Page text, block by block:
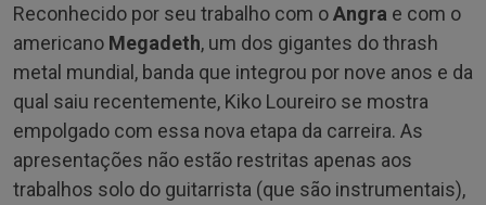
Reconhecido por seu trabalho com oAngra e com o
americano Megadeth, um dos gigantes do thrash
metal mundial, banda que integrou por nove anos e da
qual saiu recentemente, Kiko Loureiro se mostra
empolgado com essa nova etapa da carreira. As
apresentações não estão restritas apenas aos
trabalhos solo do guitarrista (que são instrumentais),